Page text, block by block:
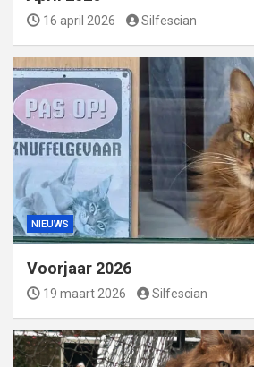
16 april 2026 Silfescian
NIEUWS
Voorjaar 2026
19 maart 2026 Silfescian